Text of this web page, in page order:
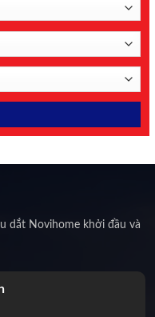
dắt Novihome khởi đầu và